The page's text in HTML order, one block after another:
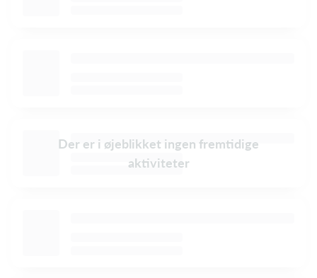
Der er i øjeblikket ingen fremtidige
aktiviteter